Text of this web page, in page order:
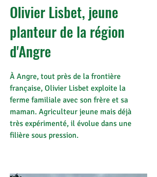
Olivier Lisbet, jeune
planteur de la région
d'Angre
À Angre, tout près de la frontière
française, Olivier Lisbet exploite la
ferme familiale avec son frère et sa
maman. Agriculteur jeune mais déjà
très expérimenté, il évolue dans une
filière sous pression.